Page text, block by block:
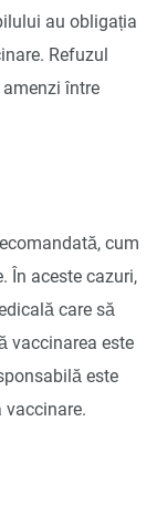
au obligația
Refuzul
între
cum
În aceste cazuri,
care să
vaccinarea este
este